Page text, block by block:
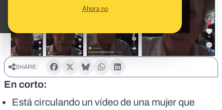
Ahora no
SHARE:
En corto:
Está circulando un vídeo de una mujer que